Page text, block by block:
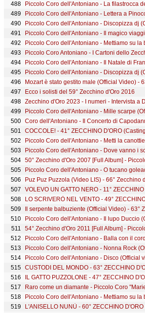
Piccolo Coro dell'Antoniano - Il Natale di
Ecco i solisti del 59° Zecchino d'Oro 2016
Zecchino d'Oro 2023 - I numeri - Intervista a
Coro dell'Antoniano - Il Concerto di
Puz Puz Puzzola (Video LIS) - 66° Zecchino